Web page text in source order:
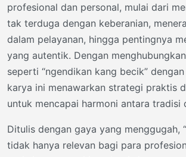
profesional dan personal, mulai dari
tak terduga dengan keberanian,
dalam pelayanan, hingga pentingnya
yang autentik. Dengan
seperti “ngendikan kang becik”
karya ini menawarkan strategi praktis
untuk mencapai harmoni antara tradisi
Ditulis dengan gaya yang menggugah,
tidak hanya relevan bagi para